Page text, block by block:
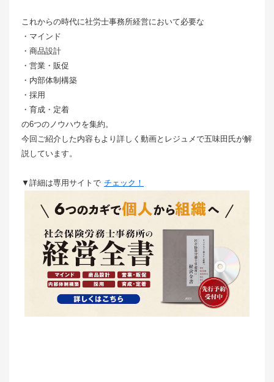
これからの時代に社労士事務所経営において必要な
・マインド
・商品設計
・営業・販促
・内部体制構築
・採用
・育成・定着
の6つのノウハウを集約。
今回ご紹介した内容もより詳しく動画とレジュメで五味田氏が解
説しています。
▼詳細は専用サイトで チェック！